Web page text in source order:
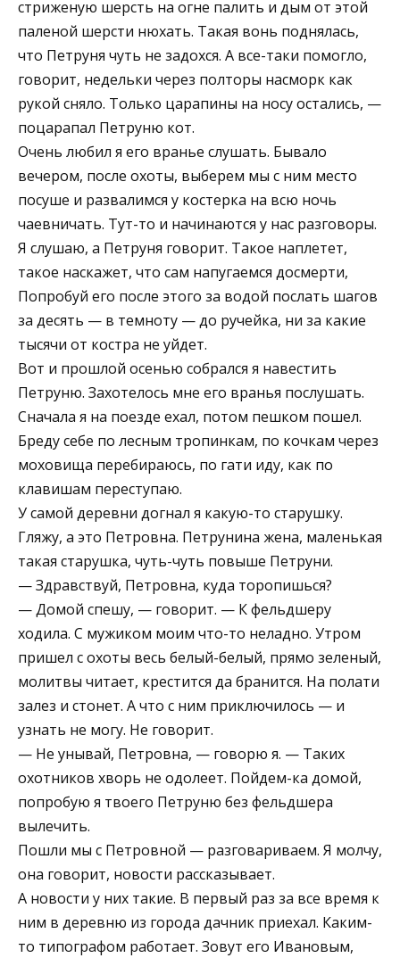
стриженую шерсть на огне палить и дым от этой
паленой шерсти нюхать. Такая вонь поднялась,
что Петруня чуть не задохся. А все-таки помогло,
говорит, недельки через полторы насморк как
рукой сняло. Только царапины на носу остались, —
поцарапал Петруню кот.
Очень любил я его вранье слушать. Бывало
вечером, после охоты, выберем мы с ним место
посуше и развалимся у костерка на всю ночь
чаевничать. Тут-то и начинаются у нас разговоры.
Я слушаю, а Петруня говорит. Такое наплетет,
такое наскажет, что сам напугаемся досмерти,
Попробуй его после этого за водой послать шагов
за десять — в темноту — до ручейка, ни за какие
тысячи от костра не уйдет.
Вот и прошлой осенью собрался я навестить
Петруню. Захотелось мне его вранья послушать.
Сначала я на поезде ехал, потом пешком пошел.
Бреду себе по лесным тропинкам, по кочкам через
моховища перебираюсь, по гати иду, как по
клавишам переступаю.
У самой деревни догнал я какую-то старушку.
Гляжу, а это Петровна. Петрунина жена, маленькая
такая старушка, чуть-чуть повыше Петруни.
— Здравствуй, Петровна, куда торопишься?
— Домой спешу, — говорит. — К фельдшеру
ходила. С мужиком моим что-то неладно. Утром
пришел с охоты весь белый-белый, прямо зеленый,
молитвы читает, крестится да бранится. На полати
залез и стонет. А что с ним приключилось — и
узнать не могу. Не говорит.
— Не унывай, Петровна, — говорю я. — Таких
охотников хворь не одолеет. Пойдем-ка домой,
попробую я твоего Петруню без фельдшера
вылечить.
Пошли мы с Петровной — разговариваем. Я молчу,
она говорит, новости рассказывает.
А новости у них такие. В первый раз за все время к
ним в деревню из города дачник приехал. Каким-
то типографом работает. Зовут его Ивановым,